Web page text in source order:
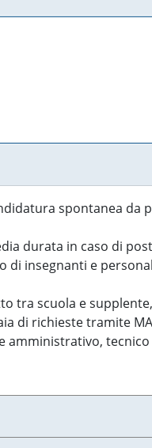
spontanea da
durata in caso di
insegnanti e
tra scuola e
di richieste tramite
amministrativo,